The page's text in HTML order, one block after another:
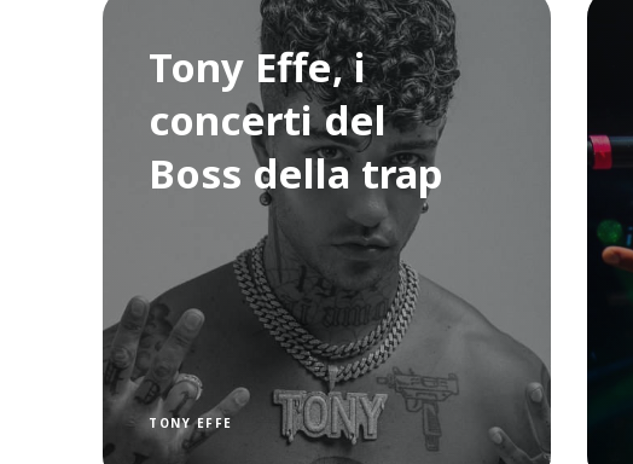
Tony Effe, i
concerti del
Boss della trap
TONY EFFE